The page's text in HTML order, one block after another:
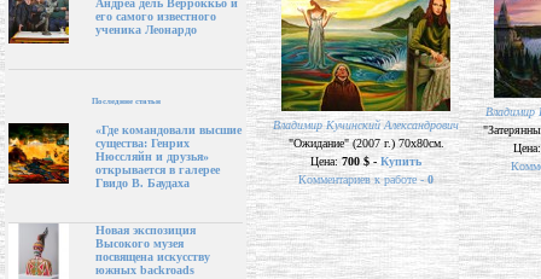
Андреа дель Верроккьо и
его самого известного
ученика Леонардо
Последние статьи
«Где командовали высшие
существа: Генрих
Нюссляйн и друзья»
открывается в галерее
Гвидо В. Баудаха
Новая экспозиция
Высокого музея
посвящена искусству
южных backroads
Владимир Кучинский Александрович
"Ожидание" (2007 г.) 70х80см.
Цена: 700 $ - Купить
Комментариев к работе -0
Владимир